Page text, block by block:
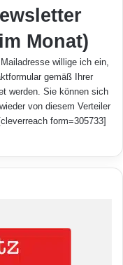
Monat)
willige ich ein,
gemäß Ihrer
werden. Sie können sich
von diesem Verteiler
form=305733]